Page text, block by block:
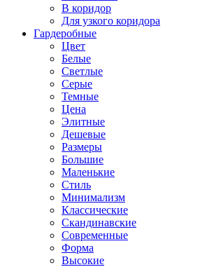
В коридор
Для узкого коридора
Гардеробные
Цвет
Белые
Светлые
Серые
Темные
Цена
Элитные
Дешевые
Размеры
Большие
Маленькие
Стиль
Минимализм
Классические
Скандинавские
Современные
Форма
Высокие